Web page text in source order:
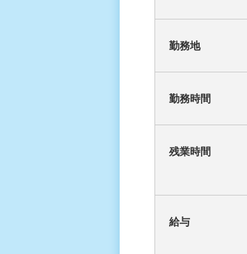
勤務地
勤務時間
残業時間
給与